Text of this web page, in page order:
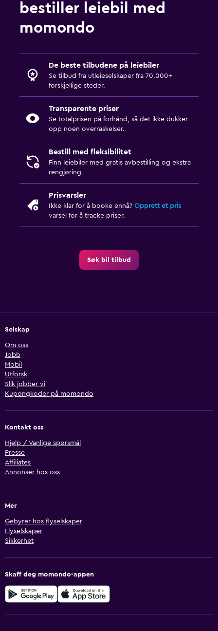
bestiller leiebil med
momondo
De beste tilbudene på leiebiler
Se tilbud fra utleieselskaper fra 70.000+
forskjellige steder.
Transparente priser
Se totalprisen på forhånd, så det ikke dukker
opp noen overraskelser.
Bestill med fleksibilitet
Finn leiebiler med gratis avbestilling og ekstra
rengjøring
Prisvarsler
Ikke klar for å booke ennå? Opprett et pris
varsel for å tracke priser.
Søk bil tilbud
Selskap
Om oss
Jobb
Mobil
Utforsk
Slik jobber vi
Kupongkoder på momondo
Kontakt oss
Hjelp / Vanlige spørsmål
Presse
Affiliates
Annonser hos oss
Mer
Gebyrer hos flyselskaper
Flyselskaper
Sikkerhet
Skaff deg momondo-appen